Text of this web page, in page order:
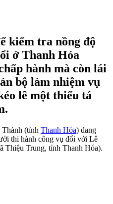
kiểm tra nồng độ
ở Thanh Hóa
hành mà còn lái
bộ làm nhiệm vụ
lê một thiếu tá
(tỉnh Thanh Hóa) đang
thi hành công vụ đối với Lê
Thiệu Trung, tỉnh Thanh Hóa).